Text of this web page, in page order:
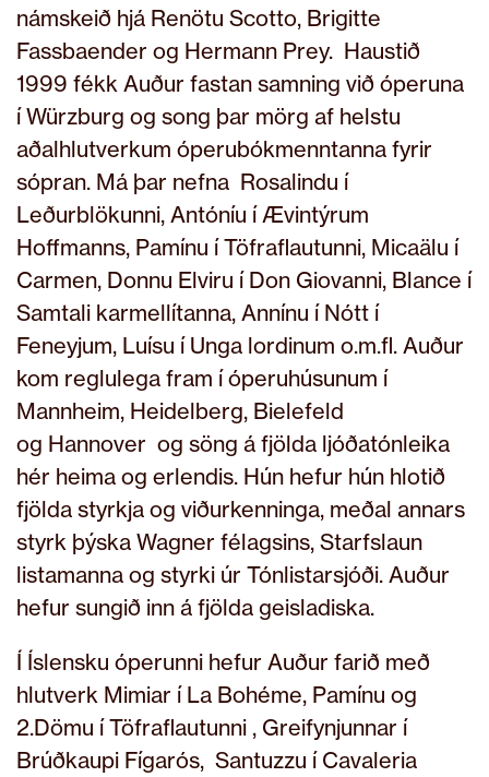
námskeið hjá Renötu Scotto, Brigitte
Fassbaender og Hermann Prey. Haustið
1999 fékk Auður fastan samning við óperuna
í Würzburg og song þar mörg af helstu
aðalhlutverkum óperubókmenntanna fyrir
sópran. Má þar nefna Rosalindu í
Leðurblökunni, Antóníu í Ævintýrum
Hoffmanns, Pamínu í Töfraflautunni, Micaälu í
Carmen, Donnu Elviru í Don Giovanni, Blance í
Samtali karmellítanna, Annínu í Nótt í
Feneyjum, Luísu í Unga lordinum o.m.fl. Auður
kom reglulega fram í óperuhúsunum í
Mannheim, Heidelberg, Bielefeld
og Hannover og söng á fjölda ljóðatónleika
hér heima og erlendis. Hún hefur hún hlotið
fjölda styrkja og viðurkenninga, meðal annars
styrk þýska Wagner félagsins, Starfslaun
listamanna og styrki úr Tónlistarsjóði. Auður
hefur sungið inn á fjölda geisladiska.
Í Íslensku óperunni hefur Auður farið með
hlutverk Mimiar í La Bohéme, Pamínu og
2.Dömu í Töfraflautunni , Greifynjunnar í
Brúðkaupi Fígarós, Santuzzu í Cavaleria